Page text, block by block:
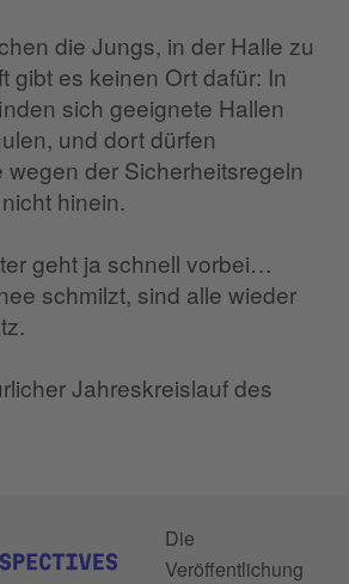
die Jungs, in der Halle zu
gibt es keinen Ort dafür: In
sich geeignete Hallen
und dort dürfen
der Sicherheitsregeln
hinein.
geht ja schnell vorbei…
schmilzt, sind alle wieder
Jahreskreislauf des
Die
Veröffentlichung